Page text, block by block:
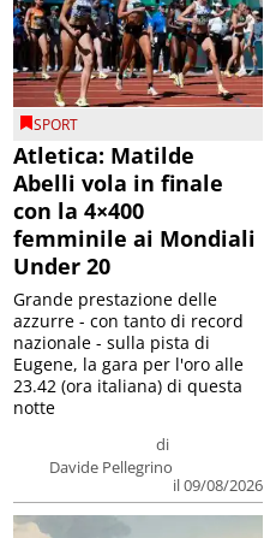
SPORT
Atletica: Matilde
Abelli vola in finale
con la 4×400
femminile ai Mondiali
Under 20
di
Davide Pellegrino
il 09/08/2026
Grande prestazione delle
azzurre - con tanto di record
nazionale - sulla pista di
Eugene, la gara per l'oro alle
23.42 (ora italiana) di questa
notte